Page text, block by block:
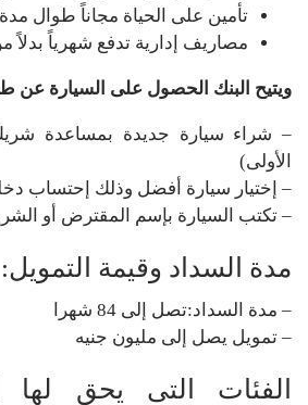
تأمين على الحياة مجاناً طوال
مصاريف إدارية تدفع شهرياً بدلاً
ويتيح البنك الحصول على السيارة عن
– شراء سيارة جديدة بمساعدة
الأولى)
– إختيار سيارة أفضل وذلك إحتساب
– تكتب السيارة بإسم المقترض أو
مدة السداد وقيمة التمويل:
– مدة السداد:تصل إلى 84 شهرا
– تمويل يصل إلى مليون جنيه
الفئات التى يحق